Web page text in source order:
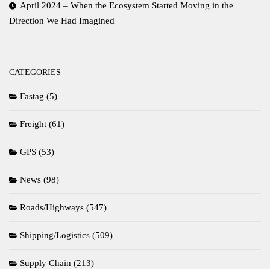
April 2024 – When the Ecosystem Started Moving in the
Direction We Had Imagined
CATEGORIES
Fastag (5)
Freight (61)
GPS (53)
News (98)
Roads/Highways (547)
Shipping/Logistics (509)
Supply Chain (213)